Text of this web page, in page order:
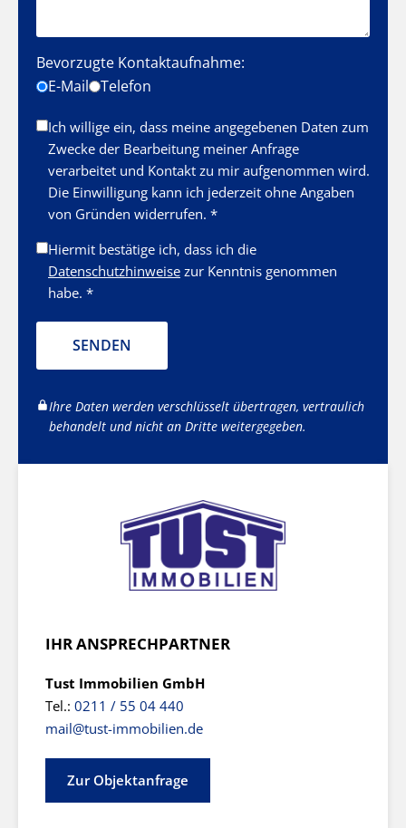
Bevorzugte Kontaktaufnahme:
E-Mail
Telefon
Ich willige ein, dass meine angegebenen Daten zum
Zwecke der Bearbeitung meiner Anfrage
verarbeitet und Kontakt zu mir aufgenommen wird.
Die Einwilligung kann ich jederzeit ohne Angaben
von Gründen widerrufen. *
Hiermit bestätige ich, dass ich die
Datenschutzhinweise zur Kenntnis genommen
habe. *
SENDEN
Ihre Daten werden verschlüsselt übertragen, vertraulich
behandelt und nicht an Dritte weitergegeben.
IHR ANSPRECHPARTNER
Tust Immobilien GmbH
Tel.: 0211 / 55 04 440
mail@tust-immobilien.de
Zur Objektanfrage